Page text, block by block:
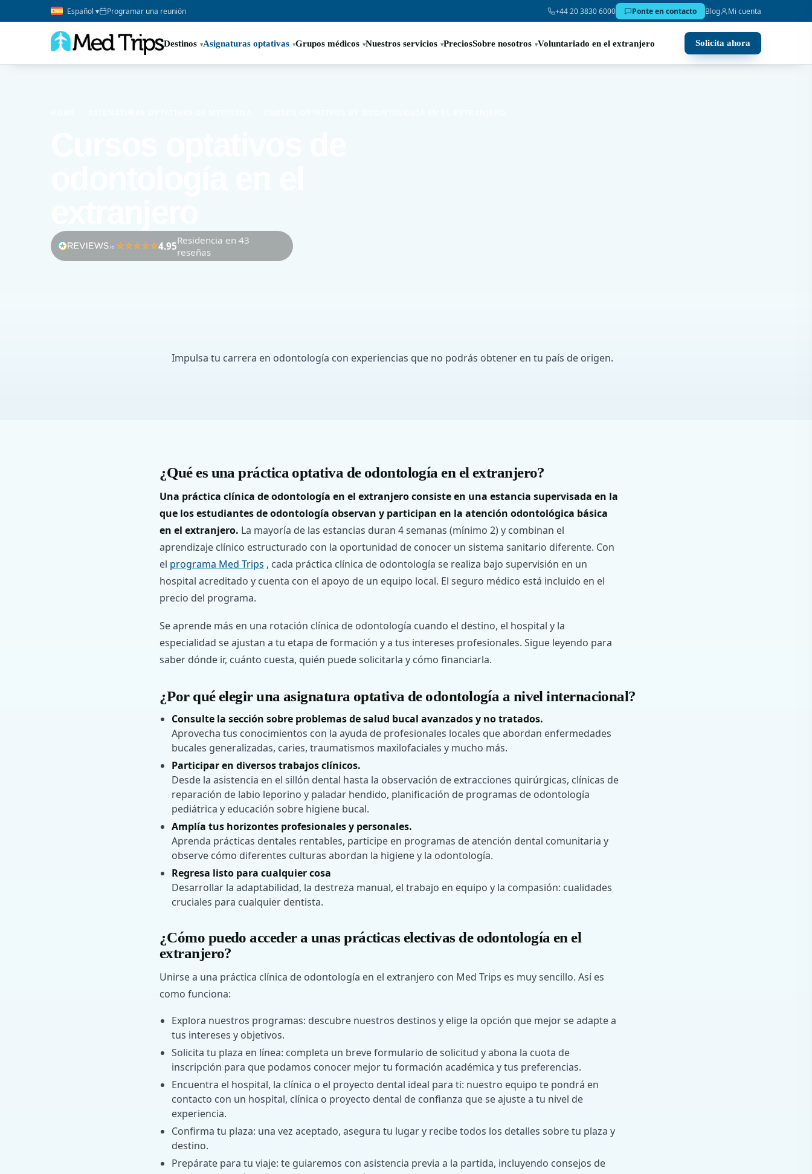
Español ▾ Programar una reunión +44 20 3830 6000 Ponte en contacto Blog Mi cuenta
Destinos Asignaturas optativas Grupos médicos Nuestros servicios PreciosSobre nosotros Voluntariado en el extranjero Solicita ahora
4.95Residencia en 43
reseñas
Impulsa tu carrera en odontología con experiencias que no podrás obtener en tu país de origen.
¿Qué es una práctica optativa de odontología en el extranjero?
Una práctica clínica de odontología en el extranjero consiste en una estancia supervisada en la
que los estudiantes de odontología observan y participan en la atención odontológica básica
en el extranjero. La mayoría de las estancias duran 4 semanas (mínimo 2) y combinan el
aprendizaje clínico estructurado con la oportunidad de conocer un sistema sanitario diferente. Con
el programa Med Trips , cada práctica clínica de odontología se realiza bajo supervisión en un
hospital acreditado y cuenta con el apoyo de un equipo local. El seguro médico está incluido en el
precio del programa.
Se aprende más en una rotación clínica de odontología cuando el destino, el hospital y la
especialidad se ajustan a tu etapa de formación y a tus intereses profesionales. Sigue leyendo para
saber dónde ir, cuánto cuesta, quién puede solicitarla y cómo financiarla.
¿Por qué elegir una asignatura optativa de odontología a nivel internacional?
Consulte la sección sobre problemas de salud bucal avanzados y no tratados.
Aprovecha tus conocimientos con la ayuda de profesionales locales que abordan enfermedades
bucales generalizadas, caries, traumatismos maxilofaciales y mucho más.
Participar en diversos trabajos clínicos.
Desde la asistencia en el sillón dental hasta la observación de extracciones quirúrgicas, clínicas de
reparación de labio leporino y paladar hendido, planificación de programas de odontología
pediátrica y educación sobre higiene bucal.
Amplía tus horizontes profesionales y personales.
Aprenda prácticas dentales rentables, participe en programas de atención dental comunitaria y
observe cómo diferentes culturas abordan la higiene y la odontología.
Regresa listo para cualquier cosa
Desarrollar la adaptabilidad, la destreza manual, el trabajo en equipo y la compasión: cualidades
cruciales para cualquier dentista.
¿Cómo puedo acceder a unas prácticas electivas de odontología en el
extranjero?
Unirse a una práctica clínica de odontología en el extranjero con Med Trips es muy sencillo. Así es
como funciona:
Explora nuestros programas: descubre nuestros destinos y elige la opción que mejor se adapte a
tus intereses y objetivos.
Solicita tu plaza en línea: completa un breve formulario de solicitud y abona la cuota de
inscripción para que podamos conocer mejor tu formación académica y tus preferencias.
Encuentra el hospital, la clínica o el proyecto dental ideal para ti: nuestro equipo te pondrá en
contacto con un hospital, clínica o proyecto dental de confianza que se ajuste a tu nivel de
experiencia.
Confirma tu plaza: una vez aceptado, asegura tu lugar y recibe todos los detalles sobre tu plaza y
destino.
Prepárate para tu viaje: te guiaremos con asistencia previa a la partida, incluyendo consejos de